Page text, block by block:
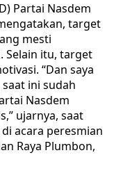
Partai Nasdem
target
mesti
Selain itu, target
“Dan saya
ini sudah
Nasdem
ujarnya, saat
acara peresmian
Raya Plumbon,